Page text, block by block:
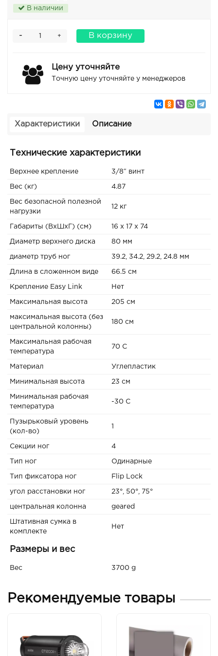
В наличии
+
- В корзину
Цену уточняйте
Точную цену уточняйте у менеджеров
Характеристики Описание
Технические характеристики
Верхнее крепление 3/8″ винт
Вес (кг) 4.87
Вес безопасной полезной
нагрузки
12 кг
Габариты (ВxШxГ) (см) 16 x 17 x 74
Диаметр верхнего диска 80 мм
диаметр труб ног 39.2, 34.2, 29.2, 24.8 мм
Длина в сложенном виде 66.5 см
Крепление Easy Link Нет
Максимальная высота 205 см
максимальная высота (без
центральной колонны)
180 см
Максимальная рабочая
температура
70 C
Материал Углепластик
Минимальная высота 23 см
Минимальная рабочая
температура
-30 C
Пузырьковый уровень
(кол-во)
1
Секции ног 4
Тип ног Одинарные
Тип фиксатора ног Flip Lock
угол расстановки ног 23°, 50°, 75°
центральная колонна geared
Штативная сумка в
комплекте
Нет
Размеры и вес
Вес 3700 g
Рекомендуемые товары